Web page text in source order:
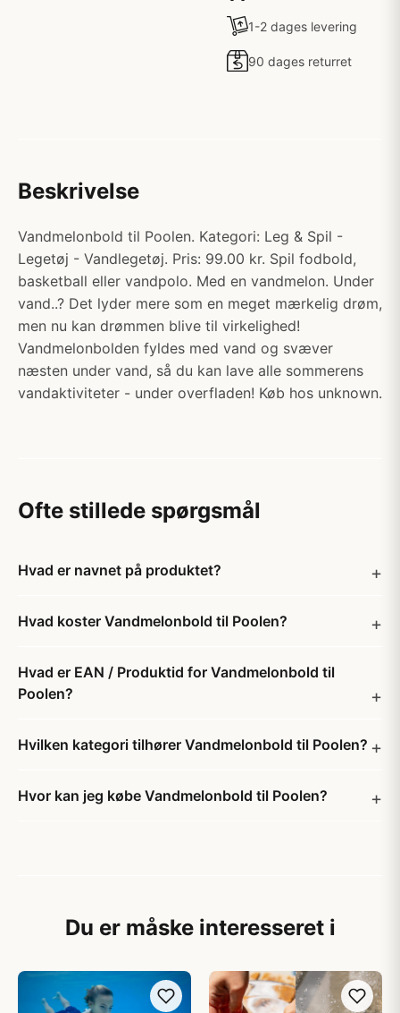
1-2 dages levering
90 dages returret
Beskrivelse
Vandmelonbold til Poolen. Kategori: Leg & Spil -
Legetøj - Vandlegetøj. Pris: 99.00 kr. Spil fodbold,
basketball eller vandpolo. Med en vandmelon. Under
vand..? Det lyder mere som en meget mærkelig drøm,
men nu kan drømmen blive til virkelighed!
Vandmelonbolden fyldes med vand og svæver
næsten under vand, så du kan lave alle sommerens
vandaktiviteter - under overfladen! Køb hos unknown.
Ofte stillede spørgsmål
Hvad er navnet på produktet?
Hvad koster Vandmelonbold til Poolen?
Hvad er EAN / Produktid for Vandmelonbold til
Poolen?
Hvilken kategori tilhører Vandmelonbold til Poolen?
Hvor kan jeg købe Vandmelonbold til Poolen?
Du er måske interesseret i